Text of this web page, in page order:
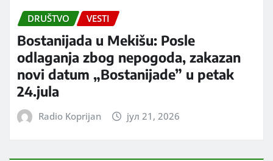
DRUŠTVO VESTI
Bostanijada u Mekišu: Posle
odlaganja zbog nepogoda, zakazan
novi datum „Bostanijade” u petak
24.jula
Radio Koprijan јул 21, 2026